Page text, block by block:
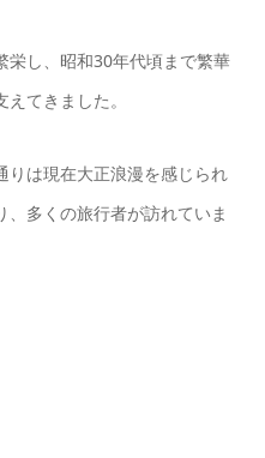
栄し、昭和30年代頃まで繁華
てきました。
りは現在大正浪漫を感じられ
、多くの旅行者が訪れていま